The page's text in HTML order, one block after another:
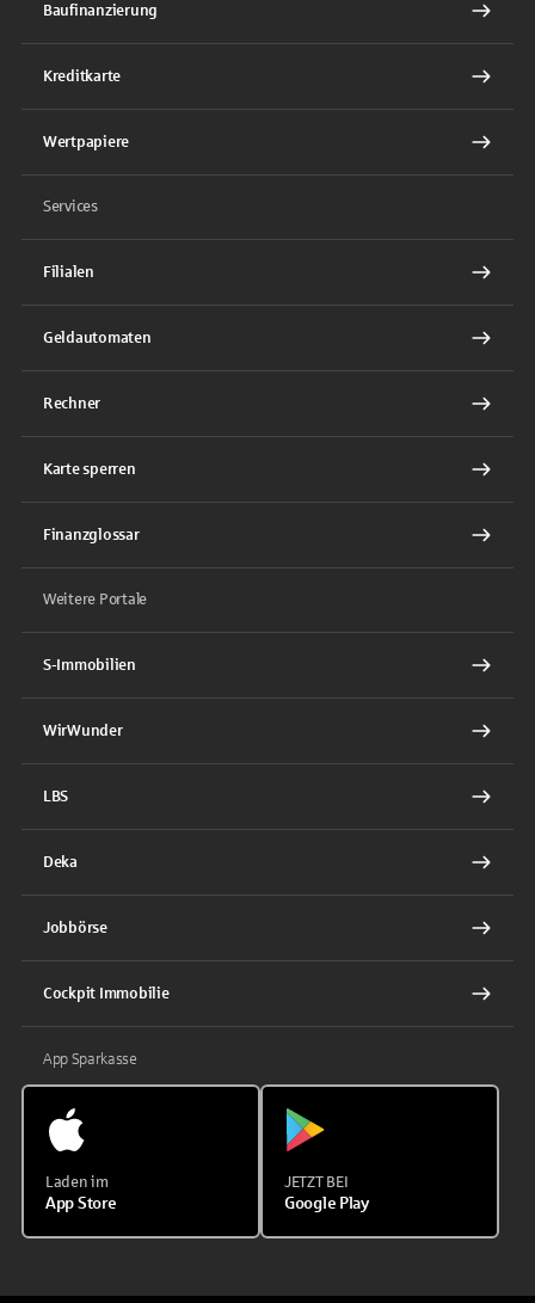
Baufinanzierung
Kreditkarte
Wertpapiere
Services
Filialen
Geldautomaten
Rechner
Karte sperren
Finanzglossar
Weitere Portale
S-Immobilien
WirWunder
LBS
Deka
Jobbörse
Cockpit Immobilie
App Sparkasse
Laden im
App Store
JETZT BEI
Google Play